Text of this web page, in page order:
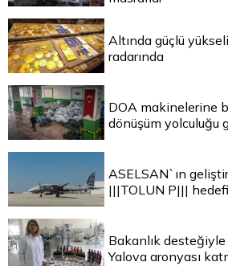
Altında güçlü
radarında
DOA makinelerine
dönüşüm yolculuğu
ASELSAN`ın
|||TOLUN P|||
Bakanlık
Yalova aronyası